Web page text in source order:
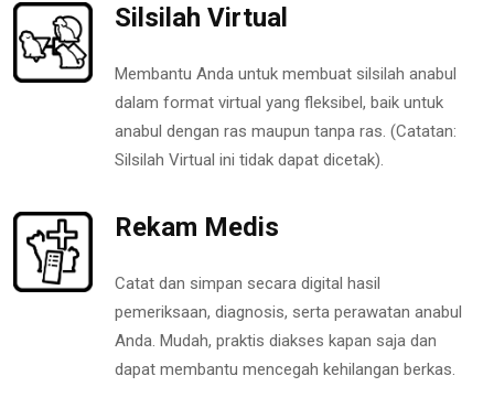
Silsilah Virtual
Membantu Anda untuk membuat silsilah anabul
dalam format virtual yang fleksibel, baik untuk
anabul dengan ras maupun tanpa ras. (Catatan:
Silsilah Virtual ini tidak dapat dicetak).
Rekam Medis
Catat dan simpan secara digital hasil
pemeriksaan, diagnosis, serta perawatan anabul
Anda. Mudah, praktis diakses kapan saja dan
dapat membantu mencegah kehilangan berkas.